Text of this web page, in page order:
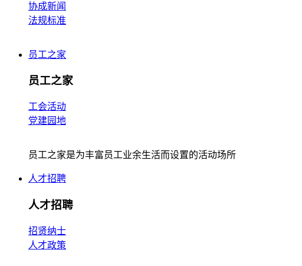
协成新闻
法规标准
员工之家
员工之家
工会活动
党建园地
员工之家是为丰富员工业余生活而设置的活动场所
人才招聘
人才招聘
招贤纳士
人才政策